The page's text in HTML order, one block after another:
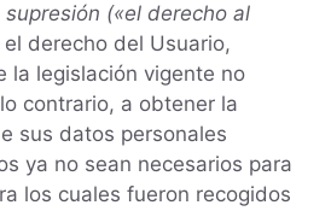
(«el derecho al
el derecho del Usuario,
la legislación vigente no
contrario, a obtener la
sus datos personales
ya no sean necesarios para
los cuales fueron recogidos